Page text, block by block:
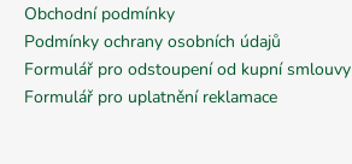
Obchodní podmínky
Podmínky ochrany osobních údajů
Formulář pro odstoupení od kupní smlouvy
Formulář pro uplatnění reklamace